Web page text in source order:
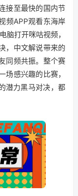
接至最快的国内节
频APP观看东海岸
脑打开咪咕视频，
，中文解说带来的
同频共振。整个赛
感兴趣的比赛，
潜力黑马对决，都